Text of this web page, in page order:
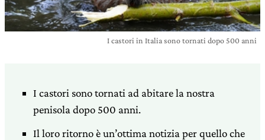
I castori in Italia sono tornati dopo 500 anni
I castori sono tornati ad abitare la nostra
penisola dopo 500 anni.
Il loro ritorno è un’ottima notizia per quello che